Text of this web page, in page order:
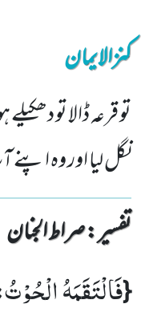
کنزالایمان
تو قرعہ ڈالا تو
نگل لیا اور وہ
تفسیر : ‎صراط الجنان
{فَالْتَقَمَهُ الْحُوْتُ